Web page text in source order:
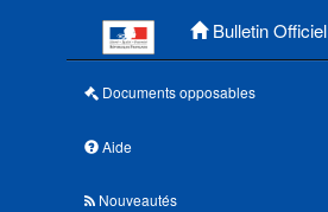
Bulletin Officiel
Documents opposables
Aide
Nouveautés